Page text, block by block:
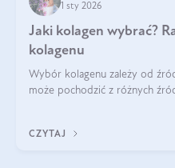
1 sty 2026
Jaki kolagen wybrać?
kolagenu
Wybór kolagenu zależy od
może pochodzić z różnych
bydlęcy.
CZYTAJ